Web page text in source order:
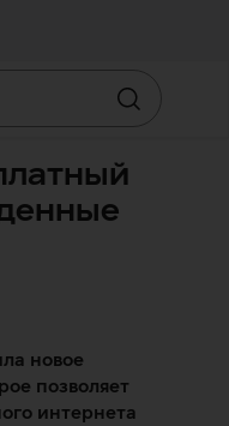
Искать
новое
позволяет
интернета